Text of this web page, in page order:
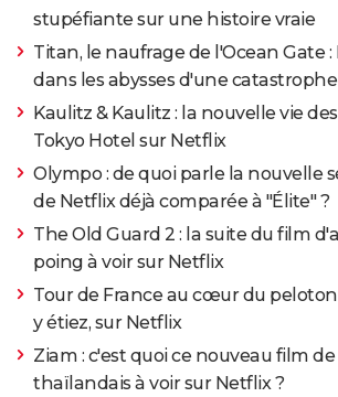
stupéfiante sur une histoire vraie
Titan, le naufrage de l'Ocean Gate
dans les abysses d'une
Kaulitz & Kaulitz : la nouvelle vie
Tokyo Hotel sur Netflix
Olympo : de quoi parle la nouvelle
de Netflix déjà comparée à "Élite" ?
The Old Guard 2 : la suite du film
poing à voir sur Netflix
Tour de France au cœur du peloton
y étiez, sur Netflix
Ziam : c'est quoi ce nouveau film
thaïlandais à voir sur Netflix ?